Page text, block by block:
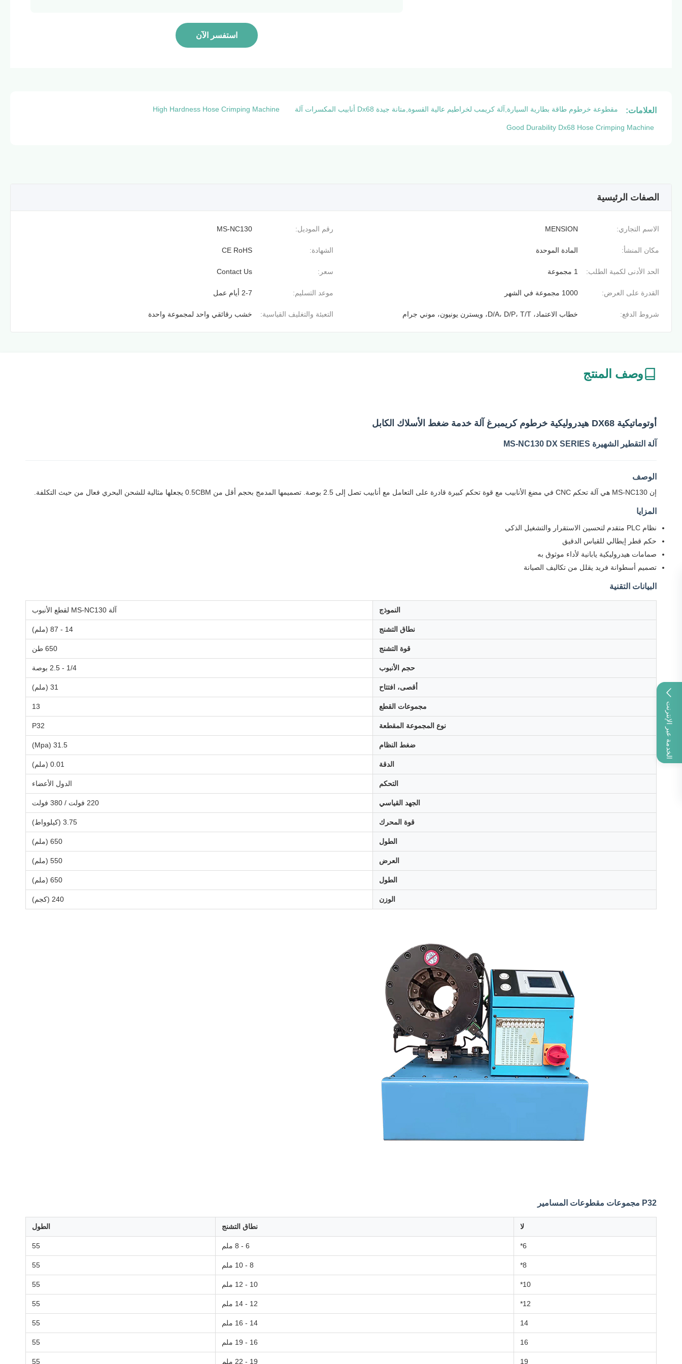
الخدمة عبر الإنترنت
استفسر الآن
العلامات: مقطوعة خرطوم طاقة بطارية السيارة,آلة كريمب لخراطيم عالية القسوة,متانة جيدة Dx68 أنابيب المكسرات آلة High Hardness Hose Crimping Machine
Good Durability Dx68 Hose Crimping Machine
الصفات الرئيسية
الاسم التجاري: MENSION رقم الموديل: MS-NC130
مكان المنشأ: المادة الموحدة الشهادة: CE RoHS
الحد الأدنى لكمية الطلب: 1 مجموعة سعر: Contact Us
القدرة على العرض: 1000 مجموعة في الشهر موعد التسليم: 2-7 أيام عمل
شروط الدفع: خطاب الاعتماد، D/A، D/P، T/T، ويسترن يونيون، موني جرام التعبئة والتغليف القياسية: خشب رقائقي واحد لمجموعة واحدة
وصف المنتج
أوتوماتيكية DX68 هيدروليكية خرطوم كريمبرغ آلة خدمة ضغط الأسلاك الكابل
آلة التقطير الشهيرة MS-NC130 DX SERIES
الوصف
إن MS-NC130 هي آلة تحكم CNC في مضغ الأنابيب مع قوة تحكم كبيرة قادرة على التعامل مع أنابيب تصل إلى 2.5 بوصة. تصميمها المدمج بحجم أقل من 0.5CBM يجعلها مثالية للشحن البحري فعال من حيث التكلفة.
المزايا
نظام PLC متقدم لتحسين الاستقرار والتشغيل الذكي
حكم قطر إيطالي للقياس الدقيق
صمامات هيدروليكية يابانية لأداء موثوق به
تصميم أسطوانة فريد يقلل من تكاليف الصيانة
البيانات التقنية
النموذج آلة MS-NC130 لقطع الأنبوب
نطاق التشنج 14 - 87 (ملم)
قوة التشنج 650 طن
حجم الأنبوب 1/4 - 2.5 بوصة
أقصى، افتتاح 31 (ملم)
مجموعات القطع 13
نوع المجموعة المقطعة P32
ضغط النظام 31.5 (Mpa)
الدقة 0.01 (ملم)
التحكم الدول الأعضاء
الجهد القياسي 220 فولت / 380 فولت
قوة المحرك 3.75 (كيلوواط)
الطول 650 (ملم)
العرض 550 (ملم)
الطول 650 (ملم)
الوزن 240 (كجم)
P32 مجموعات مقطوعات المسامير
لا نطاق التشنج الطول
6* 6 - 8 ملم 55
8* 8 - 10 ملم 55
10* 10 - 12 ملم 55
12* 12 - 14 ملم 55
14 14 - 16 ملم 55
16 16 - 19 ملم 55
19 19 - 22 ملم 55